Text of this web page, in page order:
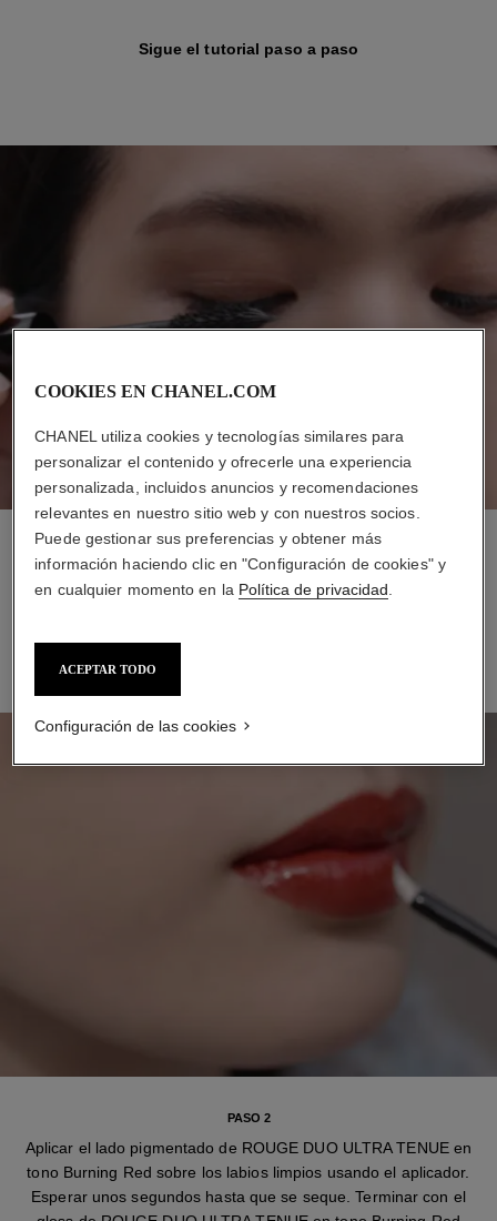
Sigue el tutorial paso a paso
Aplicar la máscara LE VOLUME DE CHANEL en tono Noir
desde la raíz hasta la punta de las pestañas.
PASO 2
Aplicar el lado pigmentado de ROUGE DUO ULTRA TENUE en
tono Burning Red sobre los labios limpios usando el aplicador.
Esperar unos segundos hasta que se seque. Terminar con el
COOKIES EN CHANEL.COM
CHANEL utiliza cookies y tecnologías similares para
personalizar el contenido y ofrecerle una experiencia
personalizada, incluidos anuncios y recomendaciones
relevantes en nuestro sitio web y con nuestros socios.
Puede gestionar sus preferencias y obtener más
información haciendo clic en "Configuración de cookies" y
en cualquier momento en la Política de privacidad
ACEPTAR TODO
Configuración de las cookies